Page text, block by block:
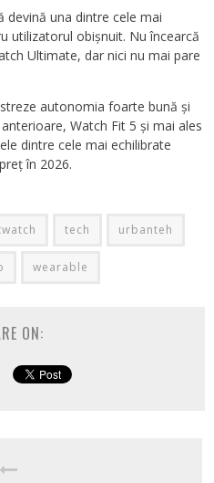
devină una dintre cele mai
utilizatorul obișnuit. Nu încearcă
Ultimate, dar nici nu mai pare
autonomia foarte bună și
Watch Fit 5 și mai ales
dintre cele mai echilibrate
în 2026.
tech urbanteh
wearable
ON: